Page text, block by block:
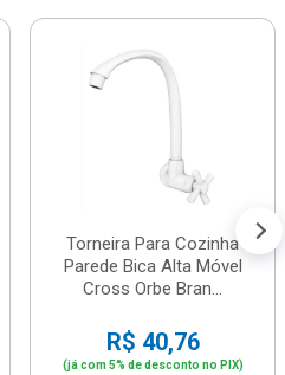
Torneira Para Cozinha
Parede Bica Alta Móvel
Cross Orbe Bran...
R$ 40,76
(já com 5% de desconto no PIX)